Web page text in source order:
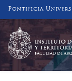
Pontificia
INSTITUTO
Y